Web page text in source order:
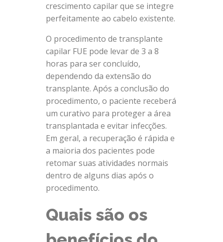
crescimento capilar que se integre
perfeitamente ao cabelo existente.
O procedimento de transplante
capilar FUE pode levar de 3 a 8
horas para ser concluído,
dependendo da extensão do
transplante. Após a conclusão do
procedimento, o paciente receberá
um curativo para proteger a área
transplantada e evitar infecções.
Em geral, a recuperação é rápida e
a maioria dos pacientes pode
retomar suas atividades normais
dentro de alguns dias após o
procedimento.
Quais são os